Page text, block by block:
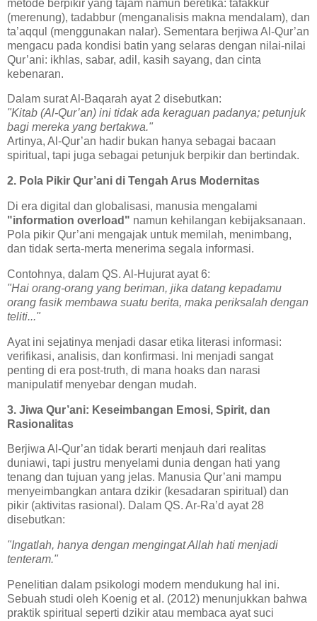
metode berpikir yang tajam namun beretika: tafakkur
(merenung), tadabbur (menganalisis makna mendalam), dan
ta’aqqul (menggunakan nalar). Sementara berjiwa Al-Qur’an
mengacu pada kondisi batin yang selaras dengan nilai-nilai
Qur’ani: ikhlas, sabar, adil, kasih sayang, dan cinta
kebenaran.
Dalam surat Al-Baqarah ayat 2 disebutkan:
"Kitab (Al-Qur’an) ini tidak ada keraguan padanya; petunjuk
bagi mereka yang bertakwa."
Artinya, Al-Qur’an hadir bukan hanya sebagai bacaan
spiritual, tapi juga sebagai petunjuk berpikir dan bertindak.
2. Pola Pikir Qur’ani di Tengah Arus Modernitas
Di era digital dan globalisasi, manusia mengalami
"information overload" namun kehilangan kebijaksanaan.
Pola pikir Qur’ani mengajak untuk memilah, menimbang,
dan tidak serta-merta menerima segala informasi.
Contohnya, dalam QS. Al-Hujurat ayat 6:
"Hai orang-orang yang beriman, jika datang kepadamu
orang fasik membawa suatu berita, maka periksalah dengan
teliti..."
Ayat ini sejatinya menjadi dasar etika literasi informasi:
verifikasi, analisis, dan konfirmasi. Ini menjadi sangat
penting di era post-truth, di mana hoaks dan narasi
manipulatif menyebar dengan mudah.
3. Jiwa Qur’ani: Keseimbangan Emosi, Spirit, dan
Rasionalitas
Berjiwa Al-Qur’an tidak berarti menjauh dari realitas
duniawi, tapi justru menyelami dunia dengan hati yang
tenang dan tujuan yang jelas. Manusia Qur’ani mampu
menyeimbangkan antara dzikir (kesadaran spiritual) dan
pikir (aktivitas rasional). Dalam QS. Ar-Ra’d ayat 28
disebutkan:
"Ingatlah, hanya dengan mengingat Allah hati menjadi
tenteram."
Penelitian dalam psikologi modern mendukung hal ini.
Sebuah studi oleh Koenig et al. (2012) menunjukkan bahwa
praktik spiritual seperti dzikir atau membaca ayat suci